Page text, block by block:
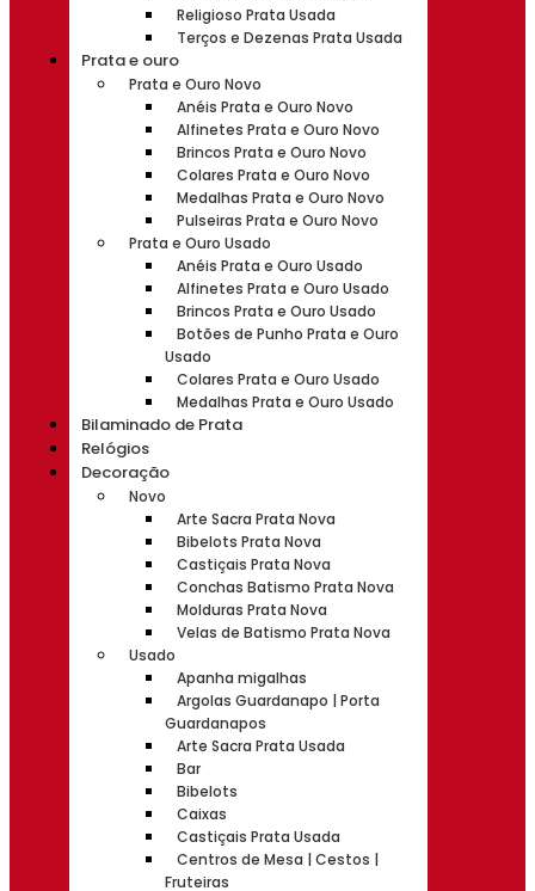
Religioso Prata Usada
Terços e Dezenas Prata Usada
Prata e ouro
Prata e Ouro Novo
Anéis Prata e Ouro Novo
Alfinetes Prata e Ouro Novo
Brincos Prata e Ouro Novo
Colares Prata e Ouro Novo
Medalhas Prata e Ouro Novo
Pulseiras Prata e Ouro Novo
Prata e Ouro Usado
Anéis Prata e Ouro Usado
Alfinetes Prata e Ouro Usado
Brincos Prata e Ouro Usado
Botões de Punho Prata e Ouro
Usado
Colares Prata e Ouro Usado
Medalhas Prata e Ouro Usado
Bilaminado de Prata
Relógios
Decoração
Novo
Arte Sacra Prata Nova
Bibelots Prata Nova
Castiçais Prata Nova
Conchas Batismo Prata Nova
Molduras Prata Nova
Velas de Batismo Prata Nova
Usado
Apanha migalhas
Argolas Guardanapo | Porta
Guardanapos
Arte Sacra Prata Usada
Bar
Bibelots
Caixas
Castiçais Prata Usada
Centros de Mesa | Cestos |
Fruteiras